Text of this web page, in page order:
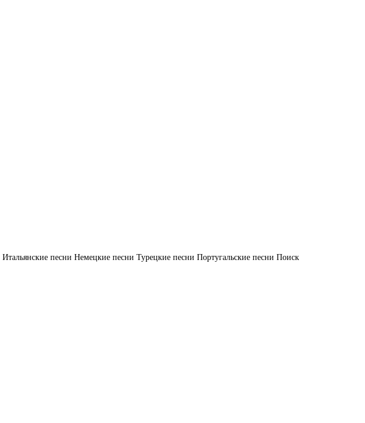
Итальянские песни Немецкие песни Турецкие песни Португальские песни Поиск